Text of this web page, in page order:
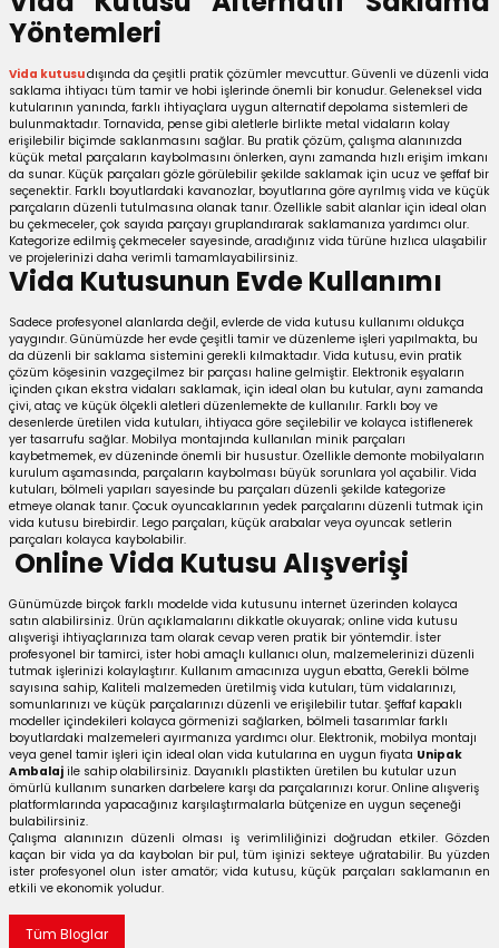
Yöntemleri
Vida kutusudışında da çeşitli pratik çözümler mevcuttur. Güvenli ve düzenli vida
saklama ihtiyacı tüm tamir ve hobi işlerinde önemli bir konudur. Geleneksel vida
kutularının yanında, farklı ihtiyaçlara uygun alternatif depolama sistemleri de
bulunmaktadır. Tornavida, pense gibi aletlerle birlikte metal vidaların kolay
erişilebilir biçimde saklanmasını sağlar. Bu pratik çözüm, çalışma alanınızda
küçük metal parçaların kaybolmasını önlerken, aynı zamanda hızlı erişim imkanı
da sunar. Küçük parçaları gözle görülebilir şekilde saklamak için ucuz ve şeffaf bir
seçenektir. Farklı boyutlardaki kavanozlar, boyutlarına göre ayrılmış vida ve küçük
parçaların düzenli tutulmasına olanak tanır. Özellikle sabit alanlar için ideal olan
bu çekmeceler, çok sayıda parçayı gruplandırarak saklamanıza yardımcı olur.
Kategorize edilmiş çekmeceler sayesinde, aradığınız vida türüne hızlıca ulaşabilir
ve projelerinizi daha verimli tamamlayabilirsiniz.
Vida Kutusunun Evde Kullanımı
Sadece profesyonel alanlarda değil, evlerde de vida kutusu kullanımı oldukça
yaygındır. Günümüzde her evde çeşitli tamir ve düzenleme işleri yapılmakta, bu
da düzenli bir saklama sistemini gerekli kılmaktadır. Vida kutusu, evin pratik
çözüm köşesinin vazgeçilmez bir parçası haline gelmiştir. Elektronik eşyaların
içinden çıkan ekstra vidaları saklamak, için ideal olan bu kutular, aynı zamanda
çivi, ataç ve küçük ölçekli aletleri düzenlemekte de kullanılır. Farklı boy ve
desenlerde üretilen vida kutuları, ihtiyaca göre seçilebilir ve kolayca istiflenerek
yer tasarrufu sağlar. Mobilya montajında kullanılan minik parçaları
kaybetmemek, ev düzeninde önemli bir husustur. Özellikle demonte mobilyaların
kurulum aşamasında, parçaların kaybolması büyük sorunlara yol açabilir. Vida
kutuları, bölmeli yapıları sayesinde bu parçaları düzenli şekilde kategorize
etmeye olanak tanır. Çocuk oyuncaklarının yedek parçalarını düzenli tutmak için
vida kutusu birebirdir. Lego parçaları, küçük arabalar veya oyuncak setlerin
parçaları kolayca kaybolabilir.
Online Vida Kutusu Alışverişi
Günümüzde birçok farklı modelde vida kutusunu internet üzerinden kolayca
satın alabilirsiniz. Ürün açıklamalarını dikkatle okuyarak; online vida kutusu
alışverişi ihtiyaçlarınıza tam olarak cevap veren pratik bir yöntemdir. İster
profesyonel bir tamirci, ister hobi amaçlı kullanıcı olun, malzemelerinizi düzenli
tutmak işlerinizi kolaylaştırır. Kullanım amacınıza uygun ebatta, Gerekli bölme
sayısına sahip, Kaliteli malzemeden üretilmiş vida kutuları, tüm vidalarınızı,
somunlarınızı ve küçük parçalarınızı düzenli ve erişilebilir tutar. Şeffaf kapaklı
modeller içindekileri kolayca görmenizi sağlarken, bölmeli tasarımlar farklı
boyutlardaki malzemeleri ayırmanıza yardımcı olur. Elektronik, mobilya montajı
veya genel tamir işleri için ideal olan vida kutularına en uygun fiyata Unipak
Ambalaj ile sahip olabilirsiniz. Dayanıklı plastikten üretilen bu kutular uzun
ömürlü kullanım sunarken darbelere karşı da parçalarınızı korur. Online alışveriş
platformlarında yapacağınız karşılaştırmalarla bütçenize en uygun seçeneği
bulabilirsiniz.
Çalışma alanınızın düzenli olması iş verimliliğinizi doğrudan etkiler. Gözden
kaçan bir vida ya da kaybolan bir pul, tüm işinizi sekteye uğratabilir. Bu yüzden
ister profesyonel olun ister amatör; vida kutusu, küçük parçaları saklamanın en
etkili ve ekonomik yoludur.
Tüm Bloglar